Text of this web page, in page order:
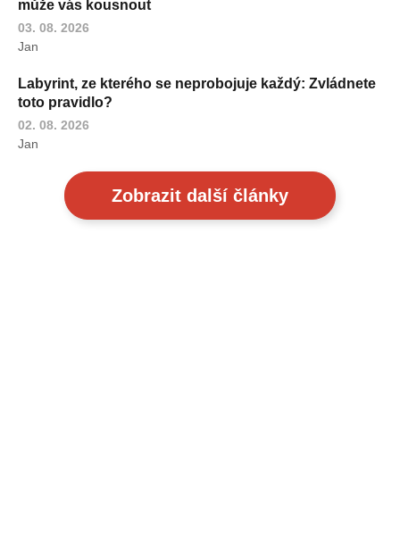
může vás kousnout
03. 08. 2026
Jan
Labyrint, ze kterého se neprobojuje každý: Zvládnete
toto pravidlo?
02. 08. 2026
Jan
Zobrazit další články